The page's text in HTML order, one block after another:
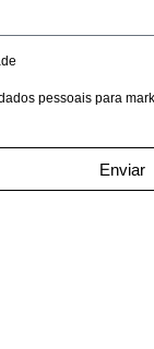
pessoais para
Enviar